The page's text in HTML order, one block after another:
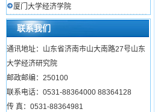
厦门大学经济学院
联系我们
通讯地址：山东省济南市山大南路27号山东
大学经济研究院
邮政邮编：250100
联系电话：0531-88364000 88364128
传 真：0531-88364981